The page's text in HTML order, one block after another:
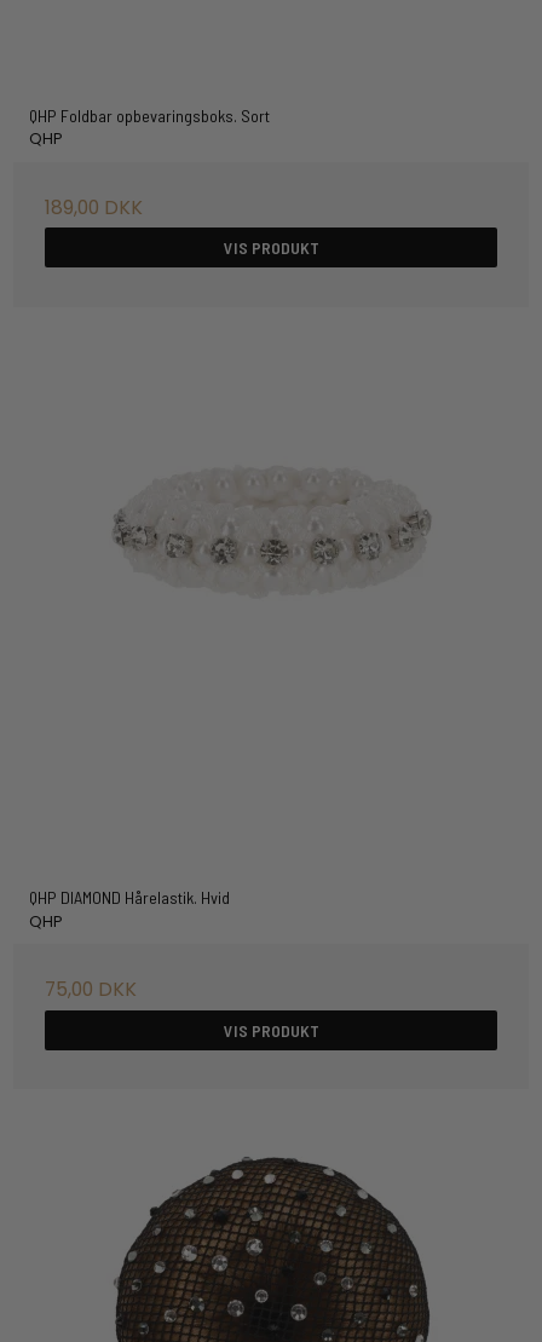
QHP Foldbar opbevaringsboks. Sort
QHP
189,00 DKK
VIS PRODUKT
QHP DIAMOND Hårelastik. Hvid
QHP
75,00 DKK
VIS PRODUKT